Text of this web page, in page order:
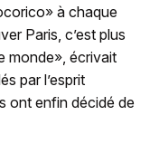
à chaque
Paris, c’est plus
monde», écrivait
par l’esprit
ont enfin décidé de